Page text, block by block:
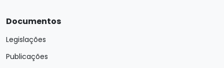
Documentos
Legislações
Publicações